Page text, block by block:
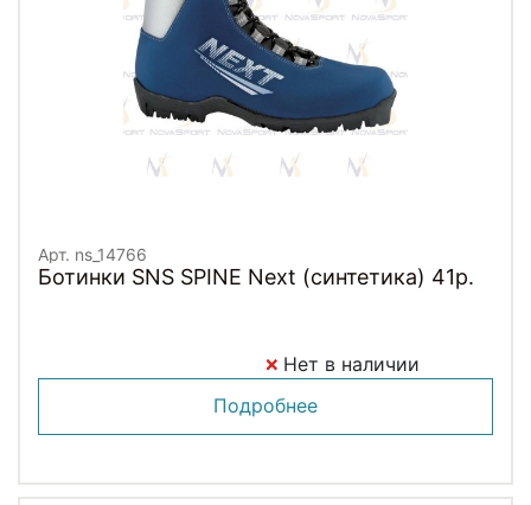
Арт. ns_14766
Ботинки SNS SPINE Next (синтетика) 41р.
Нет в наличии
Подробнее